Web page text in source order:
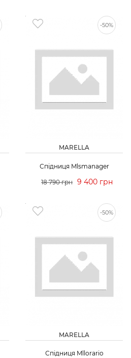
-50%
MARELLA
Спідниця Mlsmanager
18 790 грн 9 400 грн
-50%
MARELLA
Спідниця Mllorario